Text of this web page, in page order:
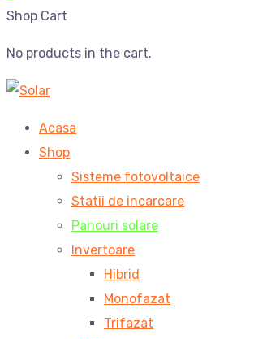
Shop Cart
No products in the cart.
Acasa
Shop
Sisteme fotovoltaice
Statii de incarcare
Panouri solare
Invertoare
Hibrid
Monofazat
Trifazat